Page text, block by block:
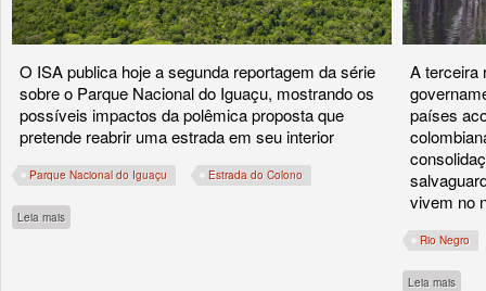
O ISA publica hoje a segunda reportagem da série
sobre o Parque Nacional do Iguaçu, mostrando os
possíveis impactos da polêmica proposta que
pretende reabrir uma estrada em seu interior
Parque Nacional do Iguaçu Estrada do Colono
Leia mais
A terceira
países
vivem no
Rio Negro
Leia mais